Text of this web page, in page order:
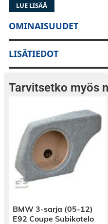
LUE LISÄÄ
OMINAISUUDET
LISÄTIEDOT
Tarvitsetko myös
BMW 3-sarja (05-12)
E92 Coupe Subikotelo